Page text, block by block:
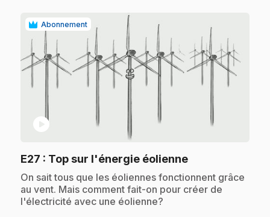
Abonnement
play_circle
E27 : Top sur l'énergie éolienne.
.On sait tous que les éoliennes fonctionnent grâce
au vent. Mais comment fait-on pour créer de
l'électricité avec une éolienne?